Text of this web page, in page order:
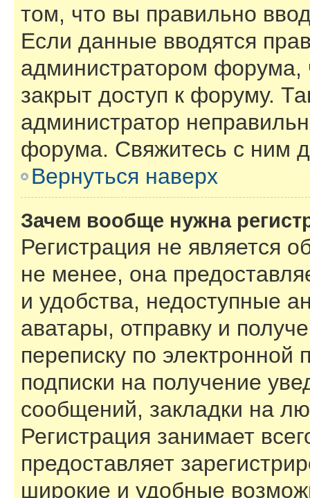
том, что вы правильно
Если данные вводятся
администратором
закрыт доступ к форуму.
администратор
форума. Свяжитесь с ним
Вернуться наверх
Зачем вообще нужна
Регистрация не является
не менее, она
и удобства, недоступные
аватары, отправку и
переписку по электронной
подписки на получение
сообщений, закладки на
Регистрация занимает
предоставляет
широкие и удобные